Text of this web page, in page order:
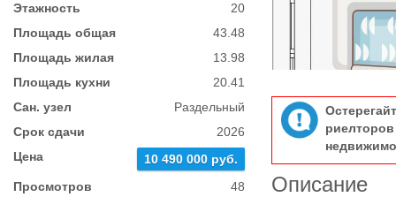
Этажность
20
Площадь общая
43.48
Площадь жилая
13.98
Площадь кухни
20.41
Сан. узел
Раздельный
Срок сдачи
2026
Цена
10 490 000 руб.
Просмотров
48
Описание